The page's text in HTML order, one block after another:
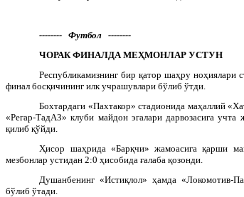
-------- Футбол --------
ЧОРАК ФИНАЛДА МЕҲМОНЛАР УСТУН
Республикамизнинг бир қатор шаҳру ноҳиялари
финал босқичининг илк учрашувлари бўлиб ўтди.
Бохтардаги «Пахтакор» стадионида маҳаллий
«Регар-ТадАЗ» клуби майдон эгалари дарвозасига
қилиб қўйди.
Ҳисор шаҳрида «Барқчи» жамоасига қарши
мезбонлар устидан 2:0 ҳисобида ғалаба қозонди.
Душанбенинг «Истиқлол» ҳамда «Локомотив-
бўлиб ўтади.